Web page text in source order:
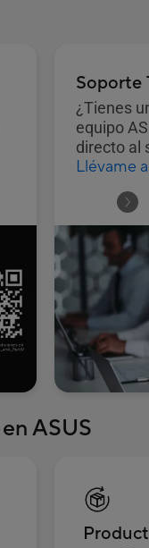
Soporte
¿Tienes
equipo
directo al
para que
Llévame
ASUS